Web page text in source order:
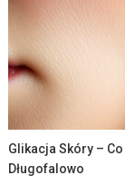
Glikacja Skóry –
Długofalowo